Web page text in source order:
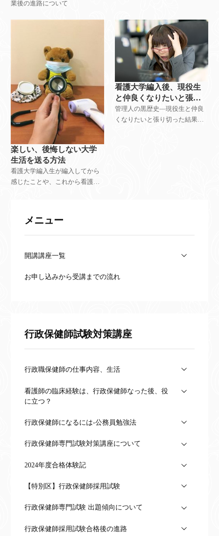
業後の進路について
楽しい、後悔しない大学
生活を送る方法
看護大学編入生が編入してから
感じたことや、これから看護大
看護大学編入後、現役生
と仲良くなりたいと張り
切った結果失敗した話
管理人の黒歴史―現役生と仲良
くなりたいと張り切った結果失
メニュー
開講講座一覧
お申し込みから受講までの流れ
行政保健師試験対策講座
行政職保健師の仕事内容、生活
看護師の臨床経験は、行政保健師なった後、役
に立つ？
行政保健師になるには-公務員勉強法
行政保健師専門試験対策講座について
2024年度合格体験記
【特別区】行政保健師採用試験
行政保健師専門試験 出題傾向について
行政保健師採用試験合格後の進路